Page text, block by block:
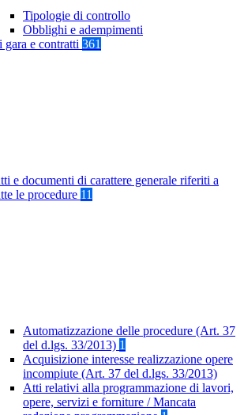
Tipologie di controllo
Obblighi e adempimenti
gara e contratti 361
e documenti di carattere generale riferiti a
le procedure 11
Automatizzazione delle procedure (Art. 37
del d.lgs. 33/2013) 1
Acquisizione interesse realizzazione opere
incompiute (Art. 37 del d.lgs. 33/2013)
Atti relativi alla programmazione di lavori,
opere, servizi e forniture / Mancata